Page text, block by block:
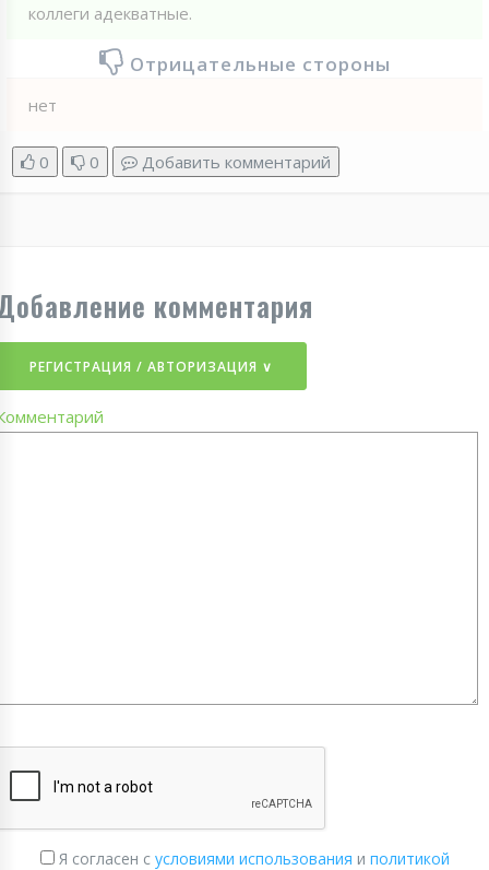
коллеги адекватные.
Отрицательные стороны
нет
0 0 Добавить комментарий
комментария
РЕГИСТРАЦИЯ / АВТОРИЗАЦИЯ ∨
Я согласен с условиями использования и политикой